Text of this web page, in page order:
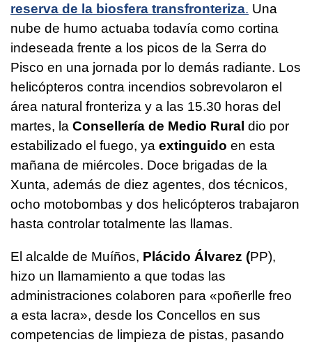
reserva de la biosfera transfronteriza. Una
nube de humo actuaba todavía como cortina
indeseada frente a los picos de la Serra do
Pisco en una jornada por lo demás radiante. Los
helicópteros contra incendios sobrevolaron el
área natural fronteriza y a las 15.30 horas del
martes, la Consellería de Medio Rural dio por
estabilizado el fuego, ya extinguido en esta
mañana de miércoles. Doce brigadas de la
Xunta, además de diez agentes, dos técnicos,
ocho motobombas y dos helicópteros trabajaron
hasta controlar totalmente las llamas.
El alcalde de Muíños, Plácido Álvarez (PP),
hizo un llamamiento a que todas las
administraciones colaboren para «poñerlle freo
a esta lacra», desde los Concellos en sus
competencias de limpieza de pistas, pasando